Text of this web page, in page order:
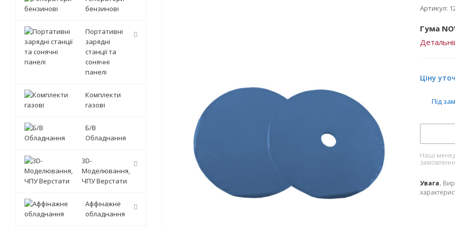
Артикул:
Гума
Ціну
Під
Наші
Увага.
бензинові
Портативні
зарядні
станції та
сонячні
панелі
Комплекти
газові
Б/В
Обладнання
3D-
Моделювання,
ЧПУ Верстати
Аффінажне
обладнання